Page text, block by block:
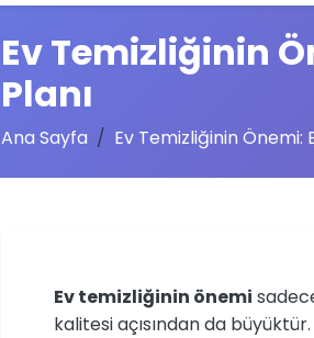
Ev Temizliğinin
Planı
Ana Sayfa Ev Temizliğinin Önemi:
Ev temizliğinin önemi
kalitesi açısından da büyüktür.